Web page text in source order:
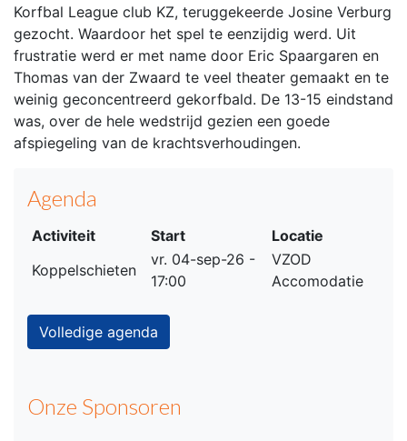
Korfbal League club KZ, teruggekeerde Josine Verburg
gezocht. Waardoor het spel te eenzijdig werd. Uit
frustratie werd er met name door Eric Spaargaren en
Thomas van der Zwaard te veel theater gemaakt en te
weinig geconcentreerd gekorfbald. De 13-15 eindstand
was, over de hele wedstrijd gezien een goede
afspiegeling van de krachtsverhoudingen.
Agenda
Activiteit Start
Locatie
Koppelschieten
vr. 04-sep-26 -
17:00
VZOD
Accomodatie
Volledige agenda
Onze Sponsoren